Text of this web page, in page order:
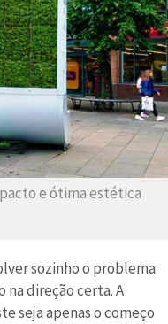
e ótima estética
sozinho o problema
na direção certa. A
seja apenas o começo